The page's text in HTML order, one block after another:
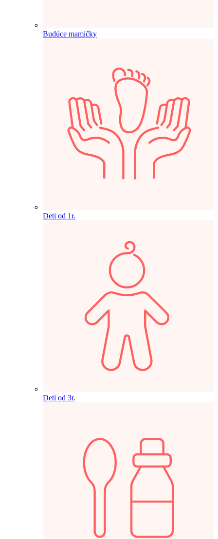
Budúce mamičky
Deti od 1r.
Deti od 3r.